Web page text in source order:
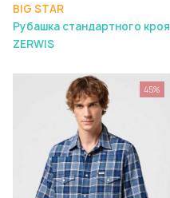
BIG STAR
Рубашка стандартного кроя
ZERWIS
45%